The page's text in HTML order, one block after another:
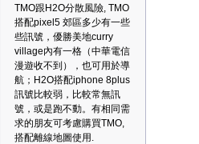
TMO跟H2O分散風險, TMO
搭配pixel5 郊區多少有一些
些訊號，優勝美地curry
village內有一格（中華電信
漫遊收不到），也可用於導
航；H2O搭配iphone 8plus
訊號比較弱，比較常無訊
號，或是跑不動。有相同需
求的朋友可考慮購買TMO,
搭配離線地圖使用.